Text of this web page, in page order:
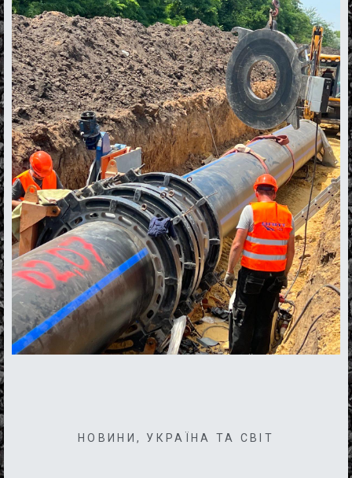
НОВИНИ , УКРАЇНА ТА СВІТ